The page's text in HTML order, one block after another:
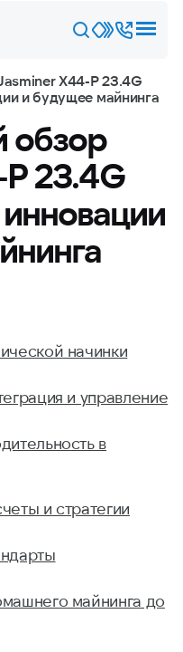
X44-P 23.4G
и будущее майнинга
обзор
23.4G
начинки
и управление
в
и стратегии
майнинга до